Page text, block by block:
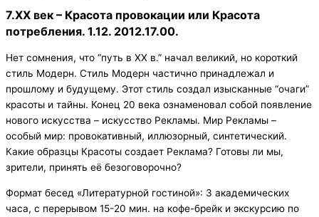
7.ХХ век – Красота провокации или Красота
потребления. 1.12. 2012.17.00.
Нет сомнения, что “путь в XX в.” начал великий, но короткий
стиль Модерн. Стиль Модерн частично принадлежал и
прошлому и будущему. Этот стиль создал изысканные “очаги”
красоты и тайны. Конец 20 века ознаменовал собой появление
нового искусства – искусство Рекламы. Мир Рекламы –
особый мир: провокативный, иллюзорный, синтетический.
Какие образцы Красоты создает Реклама? Готовы ли мы,
зрители, принять её безоговорочно?
Формат бесед «Литературной гостиной»: 3 академических
часа, с перерывом 15-20 мин. на кофе-брейк и экскурсию по